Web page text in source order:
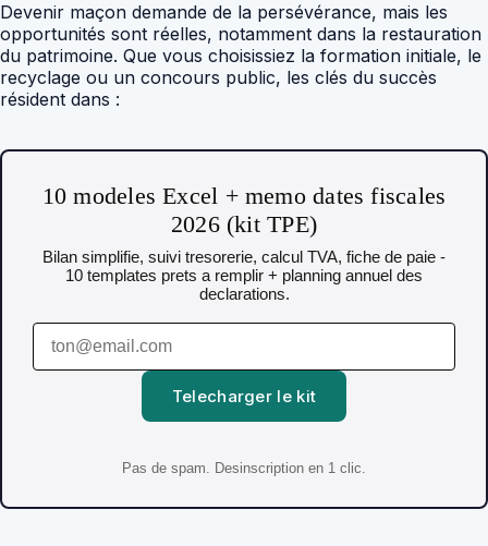
Devenir maçon demande de la persévérance, mais les
opportunités sont réelles, notamment dans la restauration
du patrimoine. Que vous choisissiez la formation initiale, le
recyclage ou un concours public, les clés du succès
résident dans :
10 modeles Excel + memo dates fiscales
2026 (kit TPE)
Bilan simplifie, suivi tresorerie, calcul TVA, fiche de paie -
10 templates prets a remplir + planning annuel des
declarations.
Telecharger le kit
Pas de spam. Desinscription en 1 clic.